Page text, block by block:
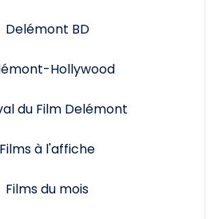
Delémont BD
Hollywood
du Film Delémont
Films à l'affiche
Films du mois